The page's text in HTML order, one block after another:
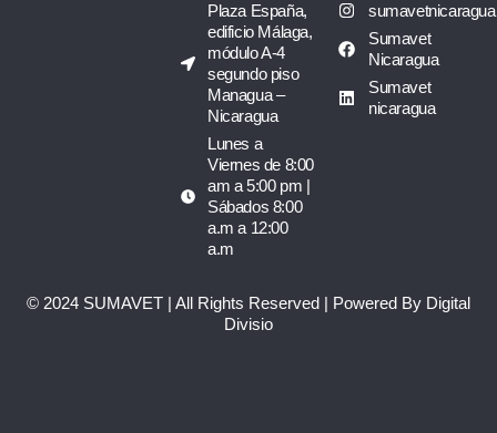
Plaza España,
edificio Málaga,
módulo A-4
segundo piso
Managua –
Nicaragua
Lunes a
Viernes de 8:00
am a 5:00 pm |
Sábados 8:00
a.m a 12:00
a.m
sumavetnicaragua
Sumavet
Nicaragua
Sumavet
nicaragua
© 2024 SUMAVET | All Rights Reserved | Powered By Digital
Divisio